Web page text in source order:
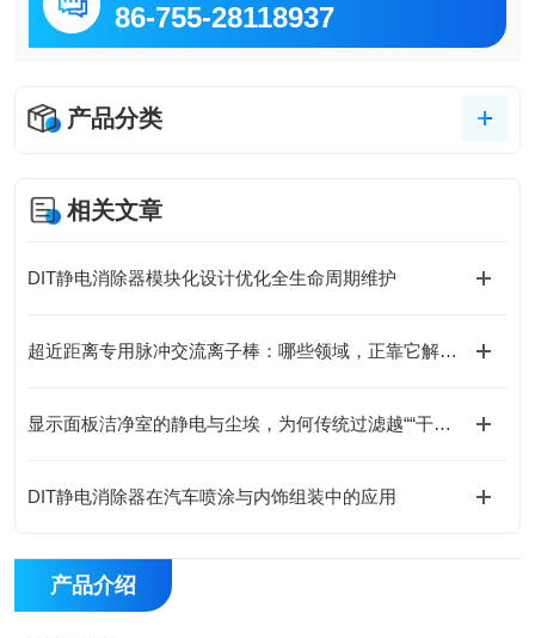
86-755-28118937
产品分类
相关文章
DIT静电消除器模块化设计优化全生命周期维护
超近距离专用脉冲交流离子棒：哪些领域，正靠它解决“近距难题”？
显示面板洁净室的静电与尘埃，为何传统过滤越““干净““越被动？
DIT静电消除器在汽车喷涂与内饰组装中的应用
产品介绍